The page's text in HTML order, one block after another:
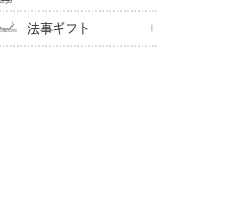
法事ギフト